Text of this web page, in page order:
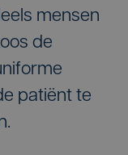
mensen
de
patiënt te